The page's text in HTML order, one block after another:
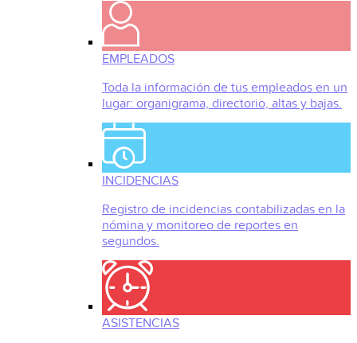
EMPLEADOS
Toda la información de tus empleados en un
lugar: organigrama, directorio, altas y bajas.
INCIDENCIAS
Registro de incidencias contabilizadas en la
nómina y monitoreo de reportes en
segundos.
ASISTENCIAS